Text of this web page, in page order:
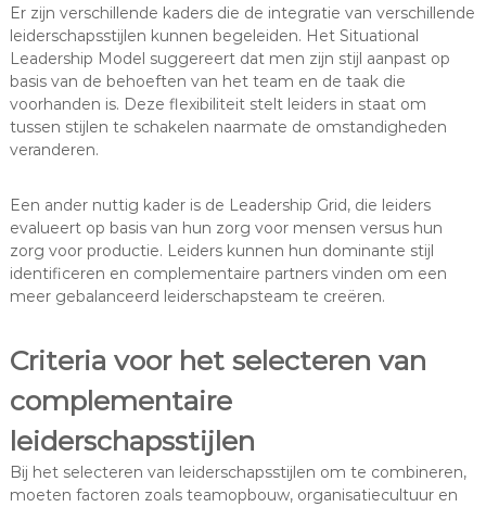
Er zijn verschillende kaders die de integratie van verschillende
leiderschapsstijlen kunnen begeleiden. Het Situational
Leadership Model suggereert dat men zijn stijl aanpast op
basis van de behoeften van het team en de taak die
voorhanden is. Deze flexibiliteit stelt leiders in staat om
tussen stijlen te schakelen naarmate de omstandigheden
veranderen.
Een ander nuttig kader is de Leadership Grid, die leiders
evalueert op basis van hun zorg voor mensen versus hun
zorg voor productie. Leiders kunnen hun dominante stijl
identificeren en complementaire partners vinden om een
meer gebalanceerd leiderschapsteam te creëren.
Criteria voor het selecteren van
complementaire
leiderschapsstijlen
Bij het selecteren van leiderschapsstijlen om te combineren,
moeten factoren zoals teamopbouw, organisatiecultuur en